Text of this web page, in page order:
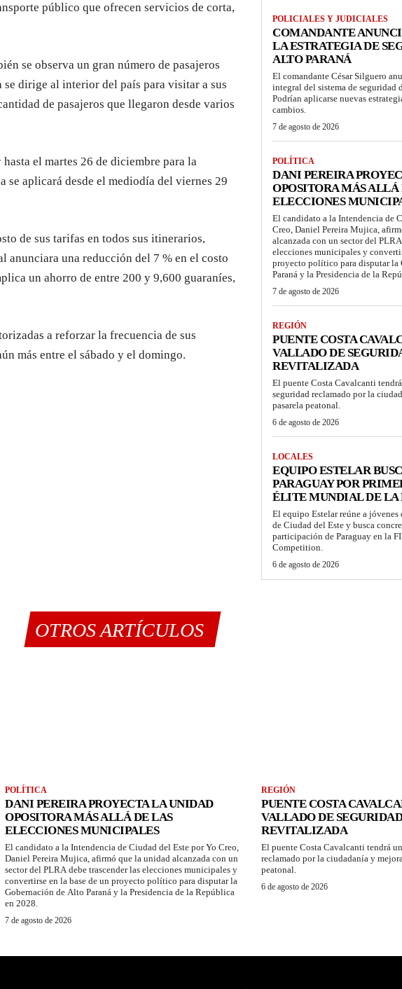
público que ofrecen servicios de corta,
se observa un gran número de pasajeros
dirige al interior del país para visitar a sus
de pasajeros que llegaron desde varios
el martes 26 de diciembre para la
se aplicará desde el mediodía del viernes 29
de sus tarifas en todos sus itinerarios,
anunciara una reducción del 7 % en el costo
un ahorro de entre 200 y 9,600 guaraníes,
a reforzar la frecuencia de sus
más entre el sábado y el domingo.
POLICIALES Y JUDICIALES
COMANDANTE
LA ESTRATEGIA DE
ALTO PARANÁ
El comandante César Silguero
integral del sistema de seguridad
Podrían aplicarse nuevas
cambios.
7 de agosto de 2026
POLÍTICA
DANI PEREIRA
OPOSITORA MÁS ALLÁ
ELECCIONES
El candidato a la Intendencia de
Creo, Daniel Pereira Mujica,
alcanzada con un sector del
elecciones municipales y
proyecto político para disputar la
Paraná y la Presidencia de la
7 de agosto de 2026
REGIÓN
PUENTE COSTA
VALLADO DE
REVITALIZADA
El puente Costa Cavalcanti
seguridad reclamado por la
pasarela peatonal.
6 de agosto de 2026
LOCALES
EQUIPO ESTELAR
PARAGUAY POR
ÉLITE MUNDIAL DE LA
El equipo Estelar reúne a
de Ciudad del Este y busca
participación de Paraguay en la
Competition.
6 de agosto de 2026
OTROS ARTÍCULOS
POLÍTICA
DANI PEREIRA PROYECTA LA UNIDAD
OPOSITORA MÁS ALLÁ DE LAS
ELECCIONES MUNICIPALES
El candidato a la Intendencia de Ciudad del Este por Yo Creo,
Daniel Pereira Mujica, afirmó que la unidad alcanzada con un
sector del PLRA debe trascender las elecciones municipales y
convertirse en la base de un proyecto político para disputar la
Gobernación de Alto Paraná y la Presidencia de la República
en 2028.
7 de agosto de 2026
REGIÓN
PUENTE COSTA
VALLADO DE
REVITALIZADA
El puente Costa Cavalcanti tendrá
reclamado por la ciudadanía y
peatonal.
6 de agosto de 2026